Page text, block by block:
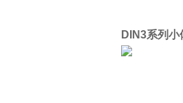
DIN3系列